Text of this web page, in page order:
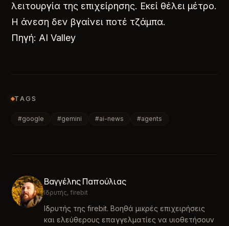
λειτουργία της επιχείρησης. Εκεί θέλει μέτρο.
Η άνεση δεν βγαίνει ποτέ τζάμπα.
Πηγή: AI Valley
TAGS
#google #gemini #ai-news #agents
Βαγγέλης Παπούλιας
Ιδρυτής, firebit
Ιδρυτής της firebit. Βοηθά μικρές επιχειρήσεις
και ελεύθερους επαγγελματίες να υιοθετήσουν